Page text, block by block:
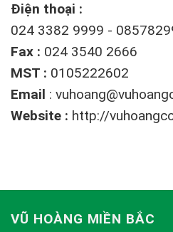
Điện thoại :
024 3382 9999 -
Fax : 024 3540 2666
MST : 0105222602
Email :
Website : http://
VŨ HOÀNG MIỀN BẮC